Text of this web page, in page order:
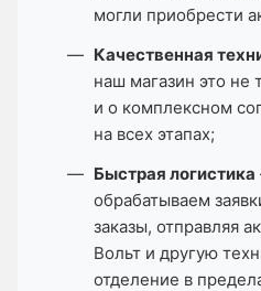
могли приобрести
Качественная
наш магазин это не
и о комплексном
на всех этапах;
Быстрая логистика
обрабатываем
заказы, отправляя
Вольт и другую
отделение в